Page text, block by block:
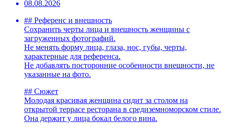
08.08.2026
## Референс и внешность
Сохранить черты лица и внешность женщины с
загруженных фотографий.
Не менять форму лица, глаза, нос, губы, черты,
характерные для референса.
Не добавлять посторонние особенности внешности, не
указанные на фото.
## Сюжет
Молодая красивая женщина сидит за столом на
открытой террасе ресторана в средиземноморском стиле.
Она держит у лица бокал белого вина.